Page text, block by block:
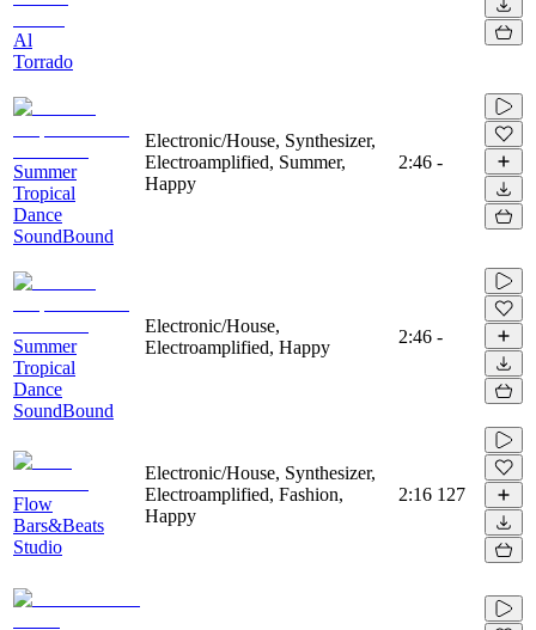
Al
Torrado
Summer
Tropical
Dance
SoundBound
Electronic/House, Synthesizer,
Electroamplified, Summer,
Happy
2:46 -
Summer
Tropical
Dance
SoundBound
Electronic/House,
Electroamplified, Happy
2:46 -
Flow
Bars&Beats
Studio
Electronic/House, Synthesizer,
Electroamplified, Fashion,
Happy
2:16 127